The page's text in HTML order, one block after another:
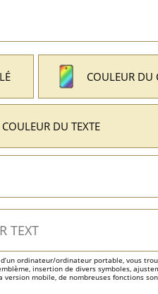
COULEUR DU
COULEUR DU TEXTE
ordinateur/ordinateur portable, vous
insertion de divers symboles,
version mobile, de nombreuses fonctions